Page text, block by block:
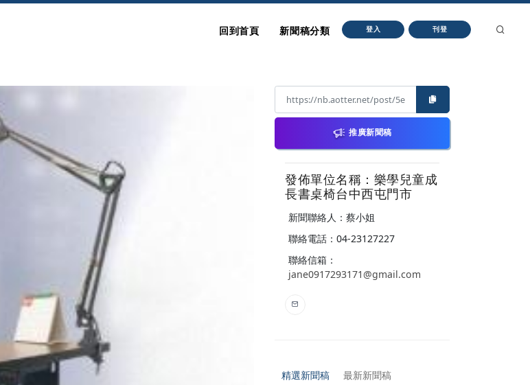
回到首頁 新聞稿分類 登入 刊登
推廣新聞稿
發佈單位名稱：樂學兒童成
長書桌椅台中西屯門市
新聞聯絡人：蔡小姐
聯絡電話：04-23127227
聯絡信箱：
jane0917293171@gmail.com
精選新聞稿 最新新聞稿